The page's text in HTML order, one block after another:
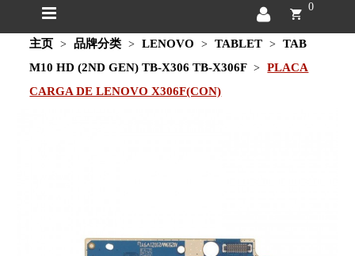
0
主页 品牌分类 LENOVO TABLET
TAB
M10 HD (2ND GEN) TB-X306 TB-X306F
PLACA
CARGA DE LENOVO X306F(CON)